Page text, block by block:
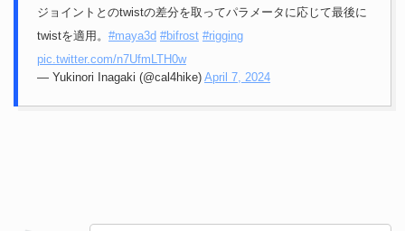
ジョイントとのtwistの差分を取ってパラメータに応じて最後に
twistを適用。 #maya3d #bifrost #rigging
pic.twitter.com/n7UfmLTH0w
— Yukinori Inagaki (@cal4hike) April 7, 2024